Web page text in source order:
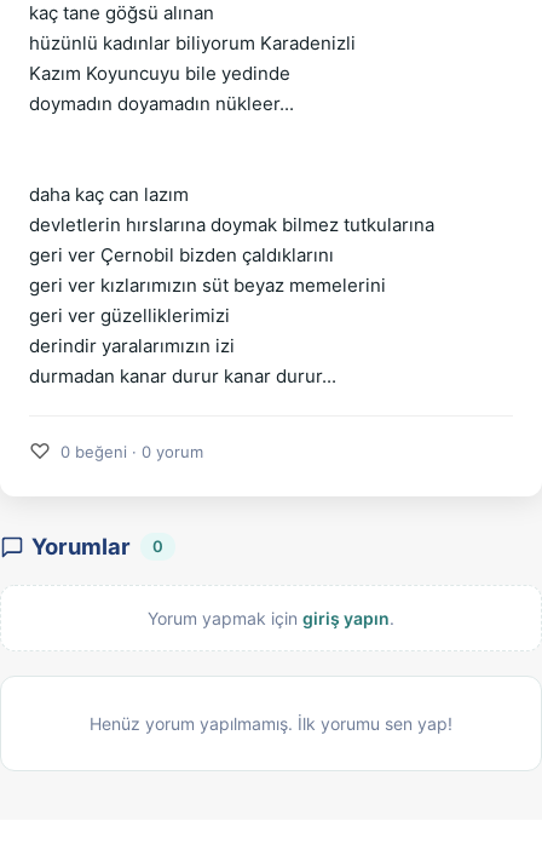
kaç tane göğsü alınan
hüzünlü kadınlar biliyorum Karadenizli
Kazım Koyuncuyu bile yedinde
doymadın doyamadın nükleer...
daha kaç can lazım
devletlerin hırslarına doymak bilmez tutkularına
geri ver Çernobil bizden çaldıklarını
geri ver kızlarımızın süt beyaz memelerini
geri ver güzelliklerimizi
derindir yaralarımızın izi
durmadan kanar durur kanar durur...
♡ 0 beğeni · 0 yorum
Yorumlar 0
Yorum yapmak için giriş yapın.
Henüz yorum yapılmamış. İlk yorumu sen yap!